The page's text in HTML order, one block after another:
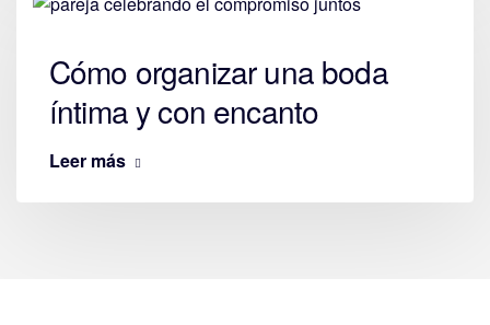
Cómo organizar una boda
íntima y con encanto
Leer más